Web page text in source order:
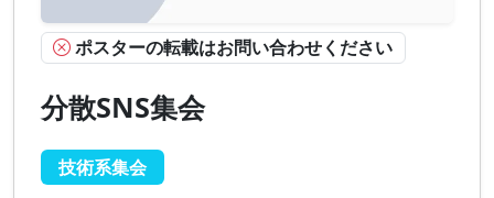
ポスターの転載はお問い合わせください
分散SNS集会
技術系集会